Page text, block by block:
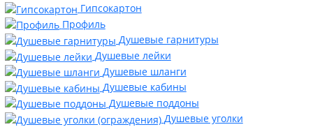
Гипсокартон
Профиль
Душевые гарнитуры
Душевые лейки
Душевые шланги
Душевые кабины
Душевые поддоны
Душевые уголки